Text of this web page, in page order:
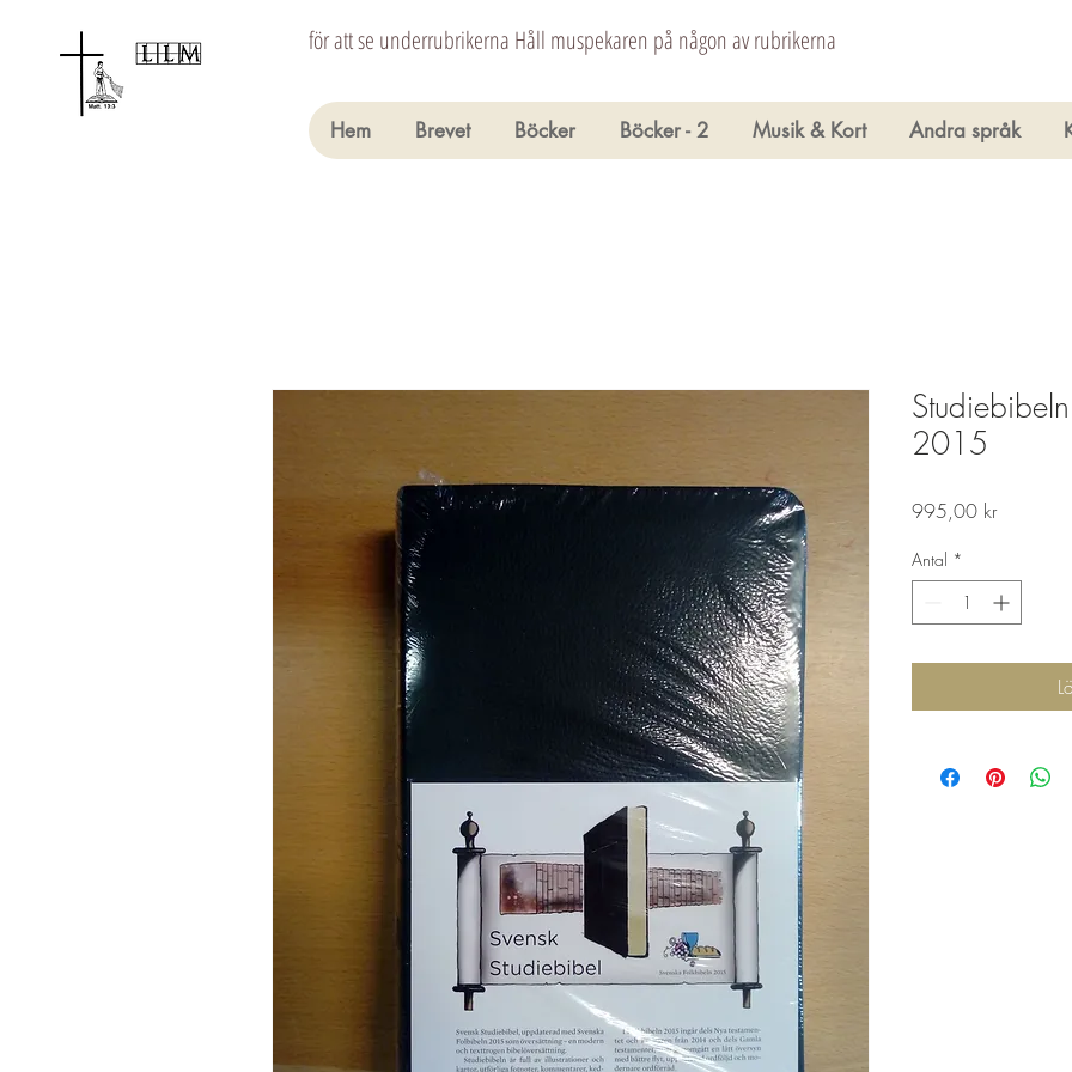
för att se underrubrikerna Håll muspekaren på någon av rubrikerna
Hem Brevet Böcker Böcker - 2 Musik & Kort Andra språk
2015
995,00 krPris
Antal *